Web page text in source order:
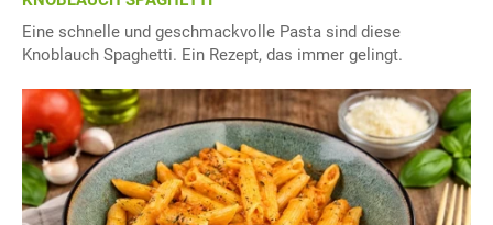
Eine schnelle und geschmackvolle Pasta sind diese
Knoblauch Spaghetti. Ein Rezept, das immer gelingt.